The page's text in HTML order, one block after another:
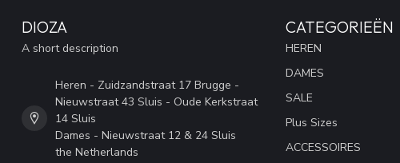
DIOZA
A short description
Heren - Zuidzandstraat 17 Brugge -
Nieuwstraat 43 Sluis - Oude Kerkstraat
14 Sluis
Dames - Nieuwstraat 12 & 24 Sluis
the Netherlands
CATEGORIEËN
HEREN
DAMES
SALE
Plus Sizes
ACCESSOIRES